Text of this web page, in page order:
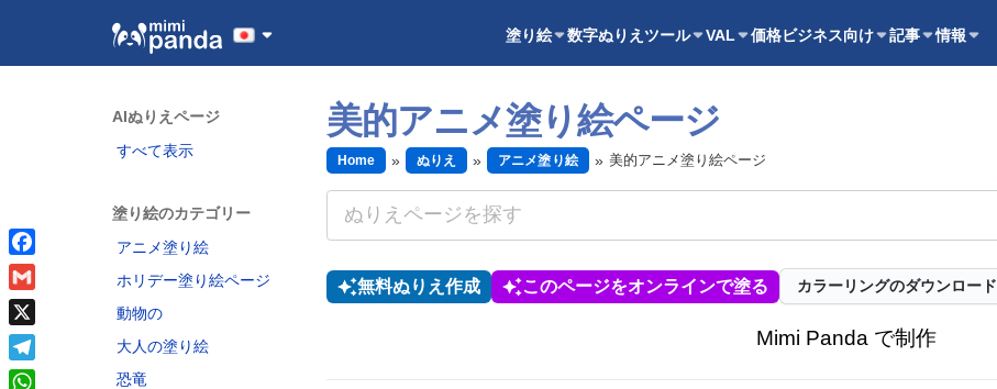
塗り絵 数字ぬりえ ツール VAL 価格ビジネス向け 記事 情報
AIぬりえページ
すべて表示
塗り絵のカテゴリー
アニメ塗り絵
ホリデー塗り絵ページ
動物の
大人の塗り絵
恐竜
美的アニメ塗り絵ページ
Home ぬりえ アニメ塗り絵 美的アニメ塗り絵ページ
無料ぬりえ作成 このページをオンラインで塗る カラーリングのダウンロード
Mimi Panda で制作
Facebook
Gmail
X
Telegram